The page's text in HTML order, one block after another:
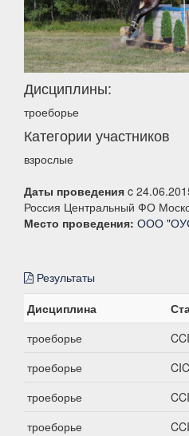
Дисциплины:
троеборье
Категории участников
взрослые
Даты проведения c
Россия Центральный ФО
Место проведения: ООО
Результаты
Дисциплина
троеборье
троеборье
троеборье
троеборье